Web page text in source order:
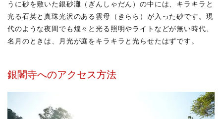
うに砂を敷いた銀砂灘（ぎんしゃだん）の中には、キラキラと
光る石英と真珠光沢のある雲母（きらら）が入った砂です。現
代のような夜間でも煌々と光る照明やライトなどが無い時代、
名月のときは、月光が庭をキラキラと光らせたはずです。
銀閣寺へのアクセス方法